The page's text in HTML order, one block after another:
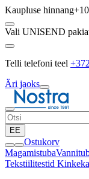
Kaupluse hinnang
Vali UNISEND
Telli telefoni teel
Äri jaoks
EE
Ostukorv
Magamistuba
Tekstiilitestid